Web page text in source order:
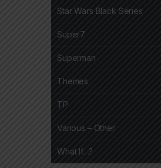
Star Wars Black Series
Super7
Superman
Themes
TP
Various – Other
What If…?